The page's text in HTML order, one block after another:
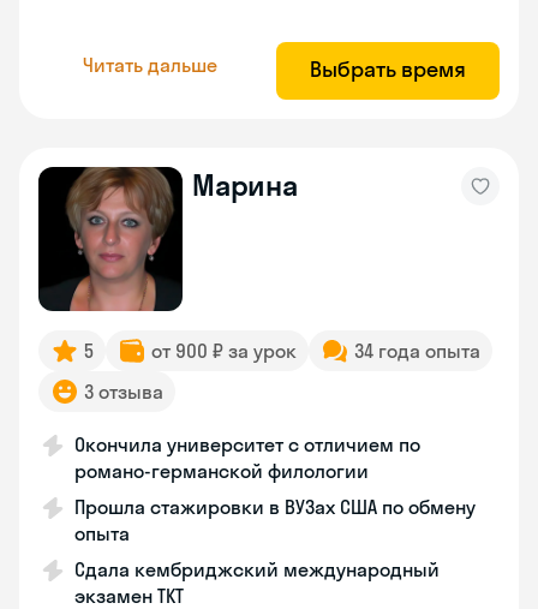
Читать дальше Выбрать время
Марина
5 от 900 ₽ за урок
34 года опыта
3 отзыва
Окончила университет с отличием по
романо-германской филологии
Прошла стажировки в ВУЗах США по обмену
опыта
Сдала кембриджский международный
экзамен TKT